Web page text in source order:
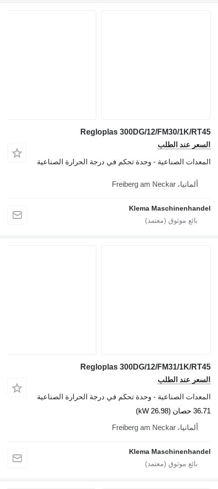
Regloplas 300DG/12/FM30/1K/RT45
السعر عند الطلب
المعدات الصناعية - وحدة تحكم في درجة الحرارة الصناعية
ألمانيا، Freiberg am Neckar
Klema Maschinenhandel
Regloplas 300DG/12/FM31/1K/RT45
السعر عند الطلب
المعدات الصناعية - وحدة تحكم في درجة الحرارة الصناعية
36.71 حصان (26.98 kW)
ألمانيا، Freiberg am Neckar
Klema Maschinenhandel